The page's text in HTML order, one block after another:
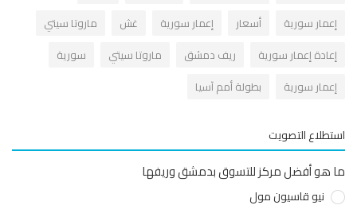
سورية
أسعار إعمار سورية غش
ماروتا سيتي
إعمار سورية
ريف دمشق ماروتا سيتي
سورية
سورية
بطولة أمم آسيا
التصويت
أفضل مركز للتسوق بدمشق وريفها
نيو قاسيون مول